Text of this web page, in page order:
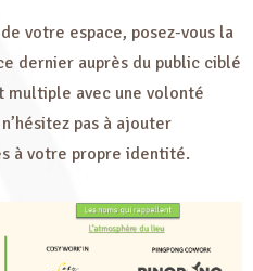
votre espace, posez-vous la
dernier auprès du public ciblé
avec une volonté
pas à ajouter
à votre propre identité.